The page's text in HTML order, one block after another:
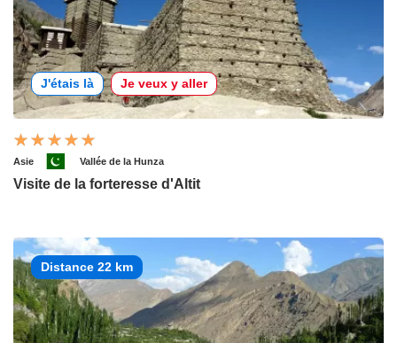
J'étais là Je veux y aller
Asie Vallée de la Hunza
Visite de la forteresse d'Altit
Distance 22 km